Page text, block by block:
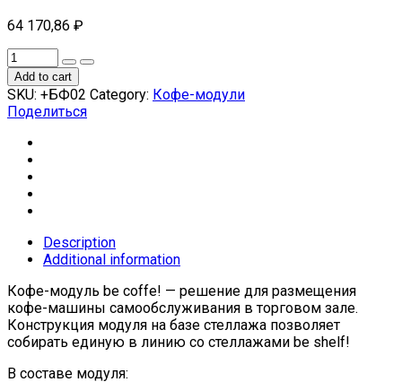
64 170,86 ₽
Add to cart
SKU: +БФ02 Category: Кофе-модули
Поделиться
Description
Additional information
Кофе-модуль be coffe! — решение для размещения
кофе-машины самообслуживания в торговом зале.
Конструкция модуля на базе стеллажа позволяет
собирать единую в линию со стеллажами be shelf!
В составе модуля: